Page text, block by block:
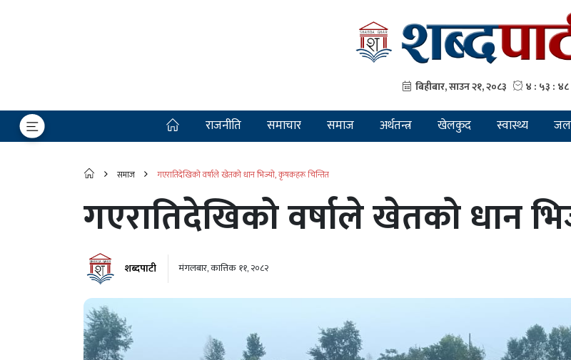
राजनीति समाचार समाज अर्थतन्त्र खेलकुद स्वास्थ्य
समाज गएरातिदेखिको वर्षाले खेतको धान भिज्यो, कृषकहरू चिन्तित
गएरातिदेखिको वर्षाले खेतको धान
शब्दपाटी मंगलबार, कात्तिक ११, २०८२